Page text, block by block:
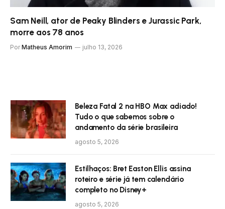
Sam Neill, ator de Peaky Blinders e Jurassic Park,
morre aos 78 anos
Por Matheus Amorim julho 13, 2026
Beleza Fatal 2 na HBO Max adiado!
Tudo o que sabemos sobre o
andamento da série brasileira
agosto 5, 2026
Estilhaços: Bret Easton Ellis assina
roteiro e série já tem calendário
completo no Disney+
agosto 5, 2026